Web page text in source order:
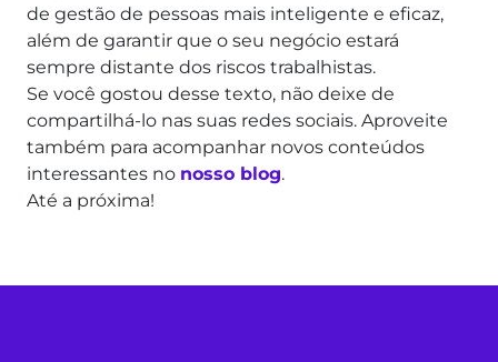
de gestão de pessoas mais inteligente e eficaz,
além de garantir que o seu negócio estará
sempre distante dos riscos trabalhistas.
Se você gostou desse texto, não deixe de
compartilhá-lo nas suas redes sociais. Aproveite
também para acompanhar novos conteúdos
interessantes no nosso blog.
Até a próxima!